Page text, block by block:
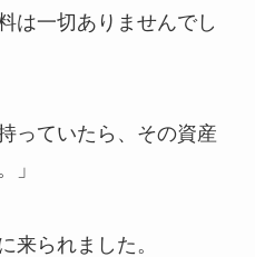
は一切ありませんでし
っていたら、その資産
」
来られました。